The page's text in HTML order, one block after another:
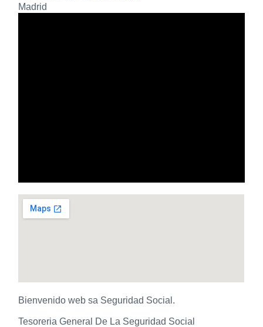
Madrid
Bienvenido web sa Seguridad Social.
Tesoreria General De La Seguridad Social